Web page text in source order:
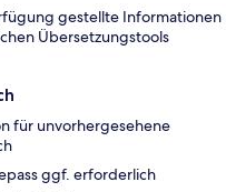
gestellte Informationen
Übersetzungstools
für unvorhergesehene
ggf. erforderlich